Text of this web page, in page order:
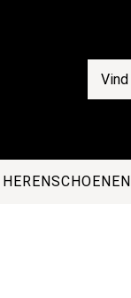
HERENSCHOENEN